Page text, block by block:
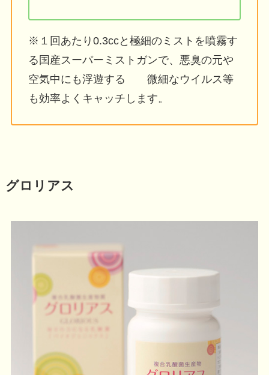
※１回あたり0.3ccと極細のミストを噴霧す
る国産スーパーミストガンで、悪臭の元や
空気中にも浮遊する 微細なウイルス等
も効率よくキャッチします。
グロリアス